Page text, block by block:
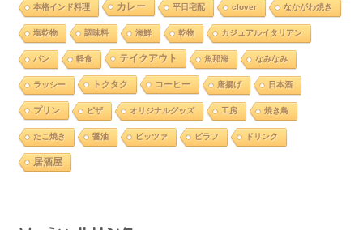
本格インド料理 カレー 平日宅配 clover なかがわ焼き
塩乾物 調味料 海鮮 乾物 カジュアルイタリアン
パン 軽食 テイクアウト 魚那海 なみなみ
ラッシー トクタク コーヒー 唐揚げ 日本酒
プリン ピザ オリジナルグッズ 工房 焼き鳥
たこ焼き 醤油 ピッツァ ピラフ ドリンク
居酒屋